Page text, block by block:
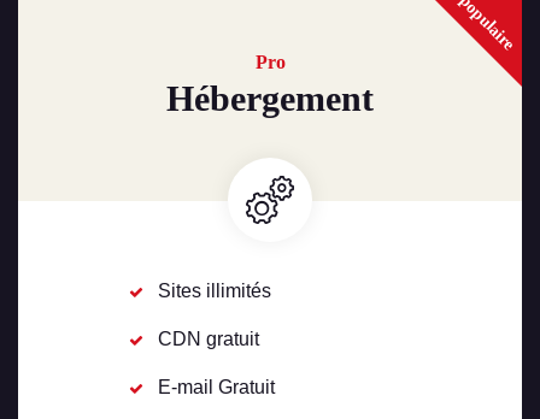
populaire
Pro
Hébergement
Sites illimités
CDN gratuit
E-mail Gratuit